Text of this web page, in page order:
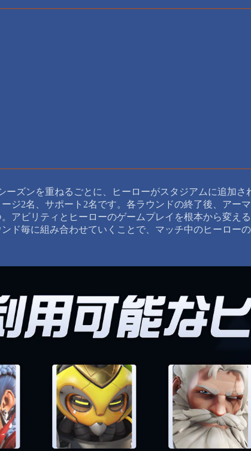
ズンを重ねるごとに、ヒーローがスタジアムに追加
ジ2名、サポート2名です。各ラウンドの終了後、アー
アビリティとヒーローのゲームプレイを根本から変え
ド毎に組み合わせていくことで、マッチ中のヒーロー